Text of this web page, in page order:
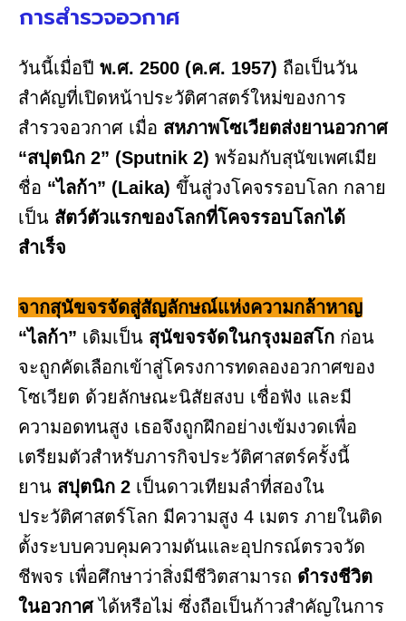
การสำรวจอวกาศ
วันนี้เมื่อปี พ.ศ. 2500 (ค.ศ. 1957) ถือเป็นวัน
สำคัญที่เปิดหน้าประวัติศาสตร์ใหม่ของการ
สำรวจอวกาศ เมื่อ สหภาพโซเวียตส่งยานอวกาศ
“สปุตนิก 2” (Sputnik 2) พร้อมกับสุนัขเพศเมีย
ชื่อ “ไลก้า” (Laika) ขึ้นสู่วงโคจรรอบโลก กลาย
เป็น สัตว์ตัวแรกของโลกที่โคจรรอบโลกได้
สำเร็จ
จากสุนัขจรจัดสู่สัญลักษณ์แห่งความกล้าหาญ
“ไลก้า” เดิมเป็น สุนัขจรจัดในกรุงมอสโก ก่อน
จะถูกคัดเลือกเข้าสู่โครงการทดลองอวกาศของ
โซเวียต ด้วยลักษณะนิสัยสงบ เชื่อฟัง และมี
ความอดทนสูง เธอจึงถูกฝึกอย่างเข้มงวดเพื่อ
เตรียมตัวสำหรับภารกิจประวัติศาสตร์ครั้งนี้
ยาน สปุตนิก 2 เป็นดาวเทียมลำที่สองใน
ประวัติศาสตร์โลก มีความสูง 4 เมตร ภายในติด
ตั้งระบบควบคุมความดันและอุปกรณ์ตรวจวัด
ชีพจร เพื่อศึกษาว่าสิ่งมีชีวิตสามารถ ดำรงชีวิต
ในอวกาศได้หรือไม่ ซึ่งถือเป็นก้าวสำคัญในการ